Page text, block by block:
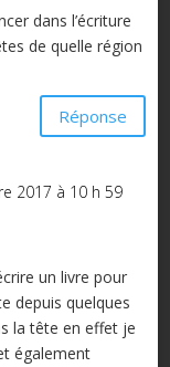
dans l’écriture
de quelle région
Réponse
2017 à 10 h 59
un livre pour
depuis quelques
la tête en effet je
également